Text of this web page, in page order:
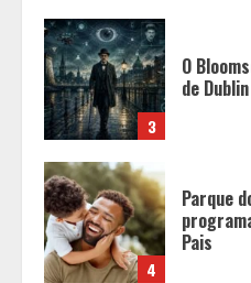
4
Parque
Pais
5
Diário de
Mariano
da
com